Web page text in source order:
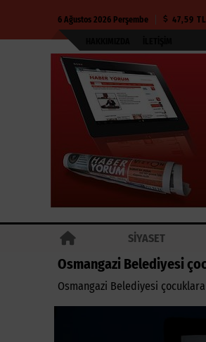
6 Ağustos 2026 Perşembe 47,59 TL
SİYASET
Osmangazi Belediyesi
Osmangazi Belediyesi